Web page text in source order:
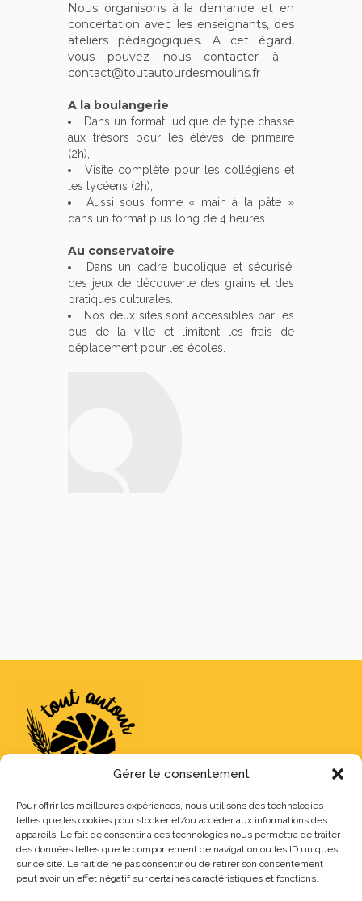
Gérer le consentement
Pour offrir les meilleures expériences, nous utilisons des technologies
telles que les cookies pour stocker et/ou accéder aux informations des
appareils. Le fait de consentir à ces technologies nous permettra de traiter
des données telles que le comportement de navigation ou les ID uniques
sur ce site. Le fait de ne pas consentir ou de retirer son consentement
peut avoir un effet négatif sur certaines caractéristiques et fonctions.
Nous organisons à la demande et en
concertation avec les enseignants, des
ateliers pédagogiques. A cet égard,
vous pouvez nous contacter à :
contact@toutautourdesmoulins.fr
A la boulangerie
Dans un format ludique de type chasse
aux trésors pour les élèves de primaire
(2h),
Visite complète pour les collégiens et
les lycéens (2h),
Aussi sous forme « main à la pâte »
dans un format plus long de 4 heures.
Au conservatoire
Dans un cadre bucolique et sécurisé,
des jeux de découverte des grains et des
pratiques culturales.
Nos deux sites sont accessibles par les
bus de la ville et limitent les frais de
déplacement pour les écoles.
Tout Autour des Moulins souhaite promouvoir une agriculture
respectueuse et qualitative en proposant un pain et une farine
biologiques et durables dans une dynamique sociale et
solidaire.